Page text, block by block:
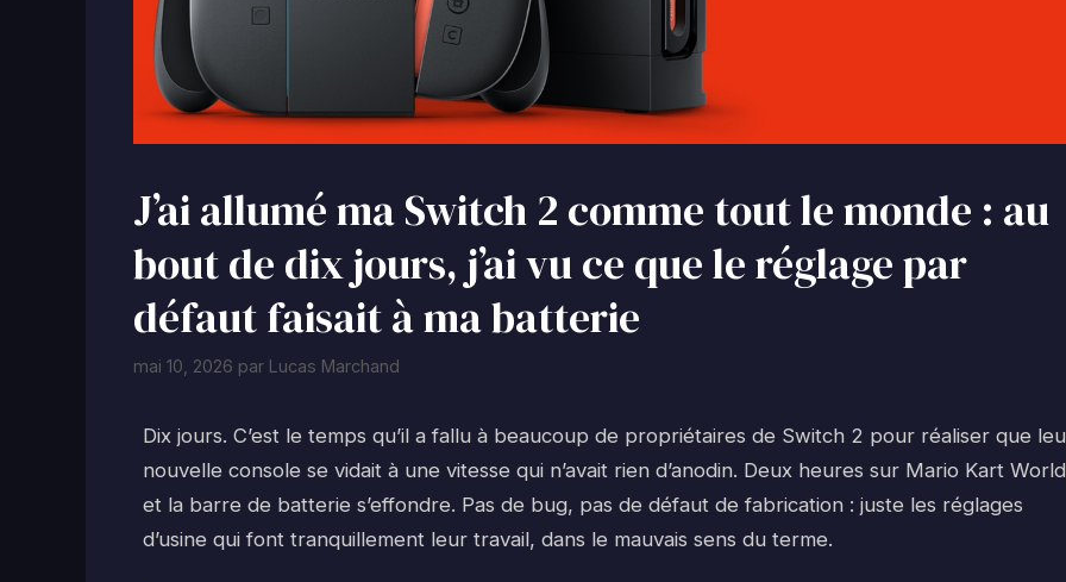
J’ai allumé ma Switch 2 comme tout le monde : au
bout de dix jours, j’ai vu ce que le réglage par
défaut faisait à ma batterie
mai 10, 2026 par Lucas Marchand
Dix jours. C’est le temps qu’il a fallu à beaucoup de propriétaires de Switch 2 pour réaliser que
nouvelle console se vidait à une vitesse qui n’avait rien d’anodin. Deux heures sur Mario Kart
et la barre de batterie s’effondre. Pas de bug, pas de défaut de fabrication : juste les réglages
d’usine qui font tranquillement leur travail, dans le mauvais sens du terme.